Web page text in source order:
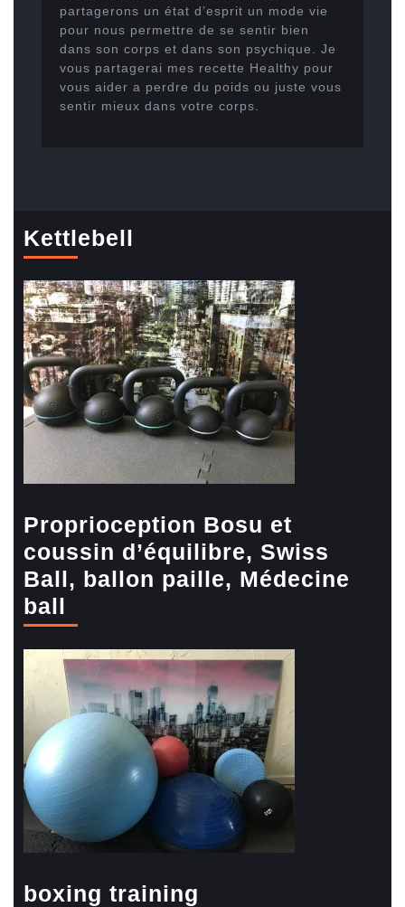
partagerons un état d’esprit un mode vie
pour nous permettre de se sentir bien
dans son corps et dans son psychique. Je
vous partagerai mes recette Healthy pour
vous aider a perdre du poids ou juste vous
sentir mieux dans votre corps.
Kettlebell
Proprioception Bosu et
coussin d’équilibre, Swiss
Ball, ballon paille, Médecine
ball
boxing training